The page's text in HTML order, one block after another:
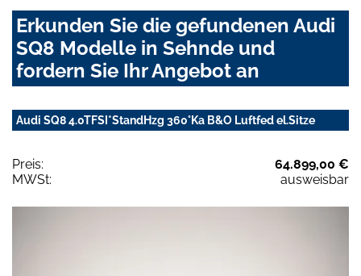
Erkunden Sie die gefundenen Audi
SQ8 Modelle in Sehnde und
fordern Sie Ihr Angebot an
Audi SQ8 4.0TFSI*StandHzg 360°Ka B&O Luftfed el.Sitze
Preis:
64.899,00 €
MWSt:
ausweisbar